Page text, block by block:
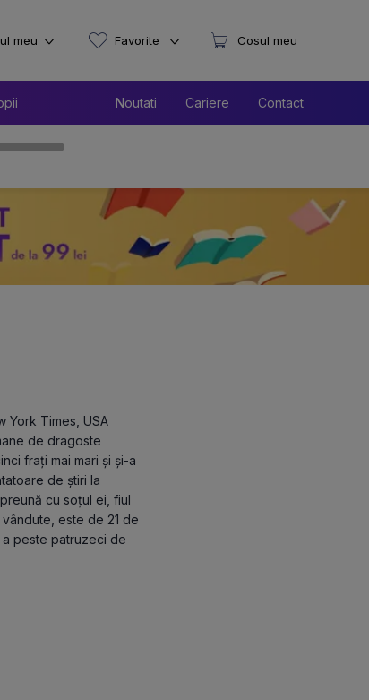
Noutati Cariere Contact
meu Favorite Cosul meu
York Times, USA
de dragoste
frați mai mari și și-a
de știri la
cu soțul ei, fiul
este de 21 de
peste patruzeci de